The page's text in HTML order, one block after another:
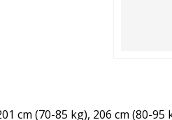
cm (70-85 kg), 206 cm (80-95